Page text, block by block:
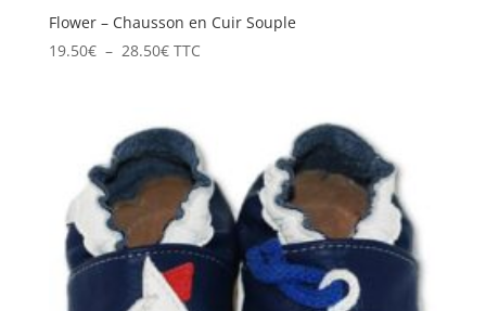
Flower – Chausson en Cuir Souple
19.50€ – 28.50€Plage
19.50€
à
28.50€
TTC